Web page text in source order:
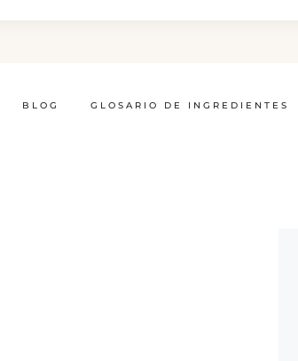
BLOG GLOSARIO DE INGREDIENTES